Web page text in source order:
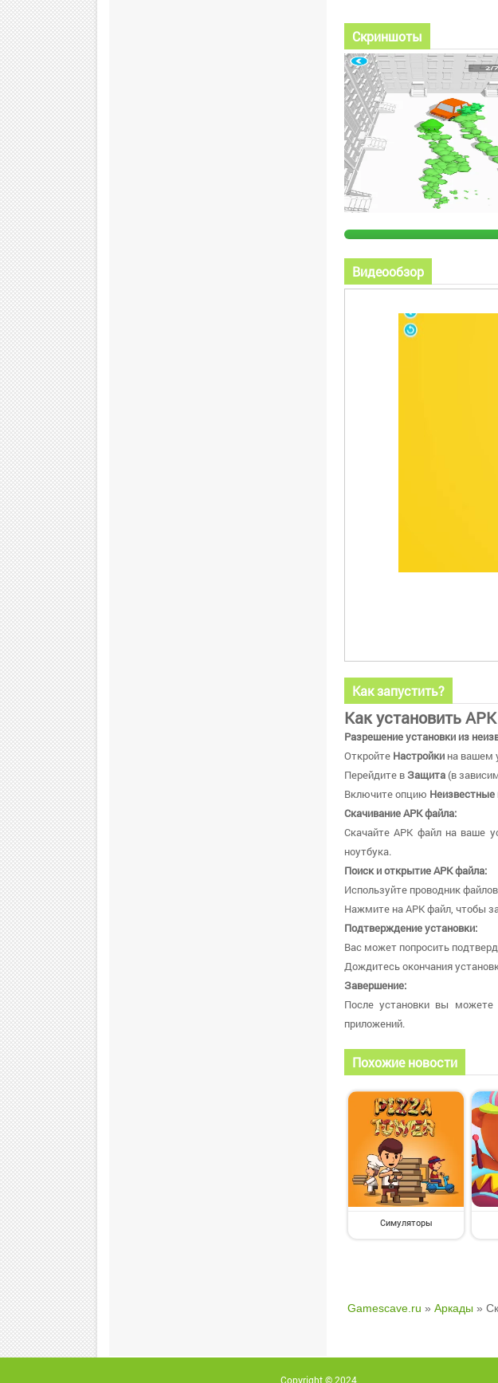
Скриншоты
Видеообзор
Как запустить?
Как установить
Разрешение установки из
Откройте Настройки на вашем
Перейдите вЗащита (в
Включите опцию Неизвестные
Скачивание APK файла:
Скачайте APK файл на ваше
ноутбука.
Поиск и открытие APK файла:
Используйте проводник
Нажмите на APK файл, чтобы
Подтверждение установки:
Вас может попросить
Дождитесь окончания
Завершение:
После установки вы можете
приложений.
Похожие новости
Симуляторы
Gamescave.ru » Аркады »
Copyright © 2024